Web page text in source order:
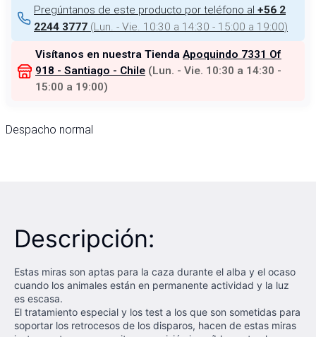
Pregúntanos de este producto por teléfono al +56 2
2244 3777 (Lun. - Vie. 10:30 a 14:30 - 15:00 a 19:00)
Visítanos en nuestra Tienda Apoquindo 7331 Of
918 - Santiago - Chile (Lun. - Vie. 10:30 a 14:30 -
15:00 a 19:00)
Despacho normal
Descripción:
Estas miras son aptas para la caza durante el alba y el ocaso
cuando los animales están en permanente actividad y la luz
es escasa.
El tratamiento especial y los test a los que son sometidas para
soportar los retrocesos de los disparos, hacen de estas miras